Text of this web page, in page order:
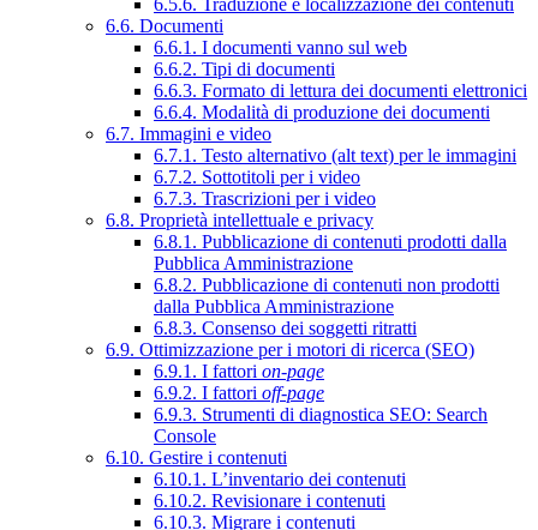
6.5.6. Traduzione e localizzazione dei contenuti
6.6. Documenti
6.6.1. I documenti vanno sul web
6.6.2. Tipi di documenti
6.6.3. Formato di lettura dei documenti elettronici
6.6.4. Modalità di produzione dei documenti
6.7. Immagini e video
6.7.1. Testo alternativo (alt text) per le immagini
6.7.2. Sottotitoli per i video
6.7.3. Trascrizioni per i video
6.8. Proprietà intellettuale e privacy
6.8.1. Pubblicazione di contenuti prodotti dalla
Pubblica Amministrazione
6.8.2. Pubblicazione di contenuti non prodotti
dalla Pubblica Amministrazione
6.8.3. Consenso dei soggetti ritratti
6.9. Ottimizzazione per i motori di ricerca (SEO)
6.9.1. I fattori on-page
6.9.2. I fattori off-page
6.9.3. Strumenti di diagnostica SEO: Search
Console
6.10. Gestire i contenuti
6.10.1. L’inventario dei contenuti
6.10.2. Revisionare i contenuti
6.10.3. Migrare i contenuti